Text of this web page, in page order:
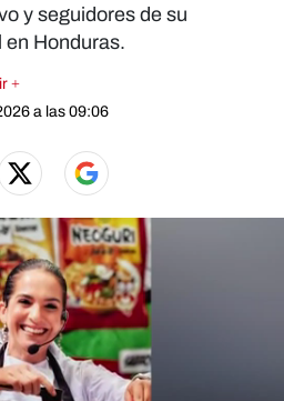
y seguidores de su
Honduras.
+
a las 09:06